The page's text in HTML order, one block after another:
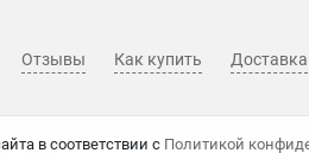
в соответствии с Политикой
Отзывы Как купить Доставка